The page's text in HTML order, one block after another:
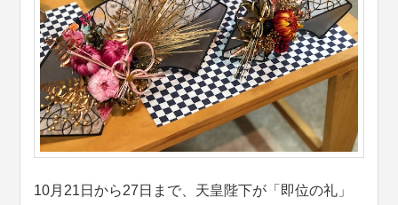
10月21日から27日まで、天皇陛下が「即位の礼」